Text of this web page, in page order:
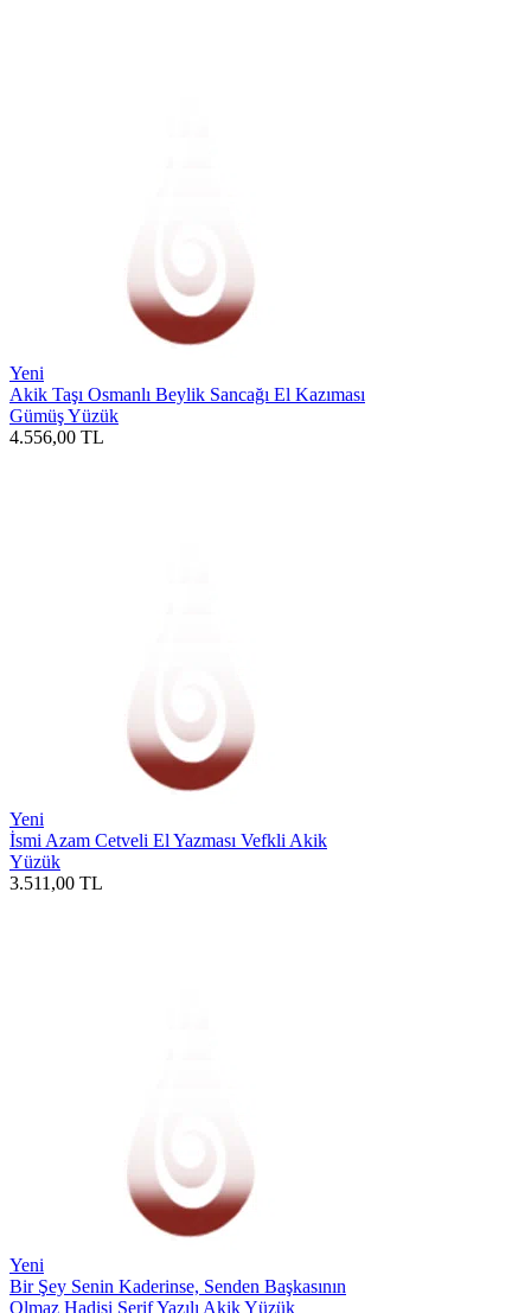
Yeni
Akik Taşı Osmanlı Beylik Sancağı El Kazıması
Gümüş Yüzük
4.556,00 TL
Yeni
İsmi Azam Cetveli El Yazması Vefkli Akik
Yüzük
3.511,00 TL
Yeni
Bir Şey Senin Kaderinse, Senden Başkasının
Olmaz Hadisi Şerif Yazılı Akik Yüzük